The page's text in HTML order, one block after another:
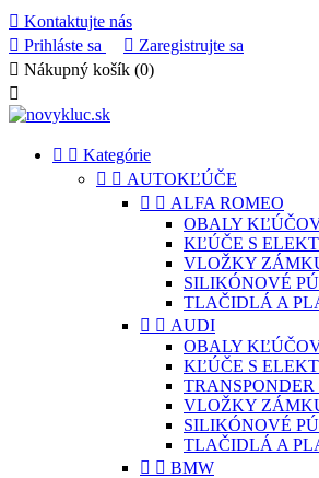
 Kontaktujte nás
 Prihláste sa  Zaregistrujte sa
 Nákupný košík (0)

  Kategórie
  AUTOKĽÚČE
  ALFA ROMEO
OBALY
KĽÚČE S
VLOŽKY
SILIKÓNOVÉ
TLAČIDLÁ A
  AUDI
OBALY
KĽÚČE S
VLOŽKY
SILIKÓNOVÉ
TLAČIDLÁ A
  BMW